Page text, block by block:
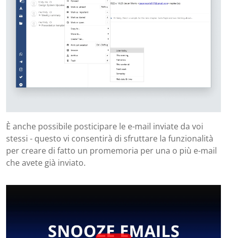
È anche possibile posticipare le e-mail inviate da voi
stessi - questo vi consentirà di sfruttare la funzionalità
per creare di fatto un promemoria per una o più e-mail
che avete già inviato.